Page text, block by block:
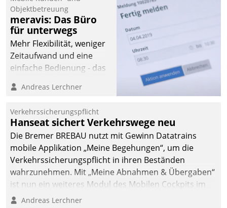
Objektbetreuung
meravis: Das Büro
für unterwegs
Mehr Flexibilität, weniger
Zeitaufwand und eine
einfache Bedienung - das
Cockpit für mobile
Datatrain. Die meravis
Wohnungsbau- und
Immobilien GmbH hat
sich dabei für den Betrieb
der Lösung über die SAP
Cloud Platform
entschieden - als erstes
Unternehmen am
Andreas Lerchner
Verkehrssicherungspflicht
Hanseat sichert Verkehrswege neu
Die Bremer BREBAU nutzt mit Gewinn Datatrains
mobile Applikation „Meine Begehungen“, um die
Verkehrssicherungspflicht in ihren Beständen
wahrzunehmen. Mit „Meine Abnahmen & Übergaben“
ist nun ein weiteres Modul des Mobilen Cockpits im
Einsatz.
Andreas Lerchner